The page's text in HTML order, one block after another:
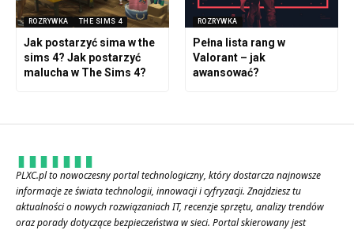
ROZRYWKA THE SIMS 4
Jak postarzyć sima w the
sims 4? Jak postarzyć
malucha w The Sims 4?
ROZRYWKA
Pełna lista rang w
Valorant – jak
awansować?
PLXC.pl to nowoczesny portal technologiczny, który dostarcza najnowsze
informacje ze świata technologii, innowacji i cyfryzacji. Znajdziesz tu
aktualności o nowych rozwiązaniach IT, recenzje sprzętu, analizy trendów
oraz porady dotyczące bezpieczeństwa w sieci. Portal skierowany jest